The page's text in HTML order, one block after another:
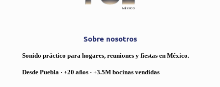
Sobre nosotros
Sonido práctico para hogares, reuniones y fiestas en México.
Desde Puebla · +20 años · +3.5M bocinas vendidas